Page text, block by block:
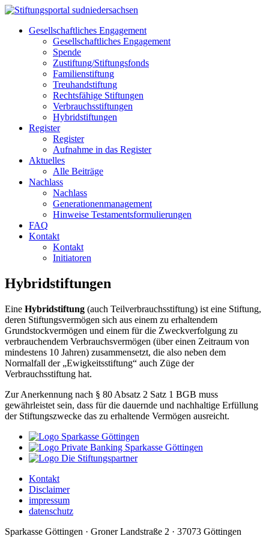
Gesellschaftliches Engagement
Gesellschaftliches Engagement
Spende
Zustiftung/Stiftungsfonds
Familienstiftung
Treuhandstiftung
Rechtsfähige Stiftungen
Verbrauchsstiftungen
Hybridstiftungen
Register
Register
Aufnahme in das Register
Aktuelles
Alle Beiträge
Nachlass
Nachlass
Generationenmanagement
Hinweise Testamentsformulierungen
FAQ
Kontakt
Kontakt
Initiatoren
Hybridstiftungen
Eine Hybridstiftung (auch Teilverbrauchsstiftung) ist eine Stiftung,
deren Stiftungsvermögen sich aus einem zu erhaltendem
Grundstockvermögen und einem für die Zweckverfolgung zu
verbrauchendem Verbrauchsvermögen (über einen Zeitraum von
mindestens 10 Jahren) zusammensetzt, die also neben dem
Normalfall der „Ewigkeitsstiftung“ auch Züge der
Verbrauchsstiftung hat.
Zur Anerkennung nach § 80 Absatz 2 Satz 1 BGB muss
gewährleistet sein, dass für die dauernde und nachhaltige Erfüllung
der Stiftungszwecke das zu erhaltende Vermögen ausreicht.
Kontakt
Disclaimer
impressum
datenschutz
Sparkasse Göttingen · Groner Landstraße 2 · 37073 Göttingen